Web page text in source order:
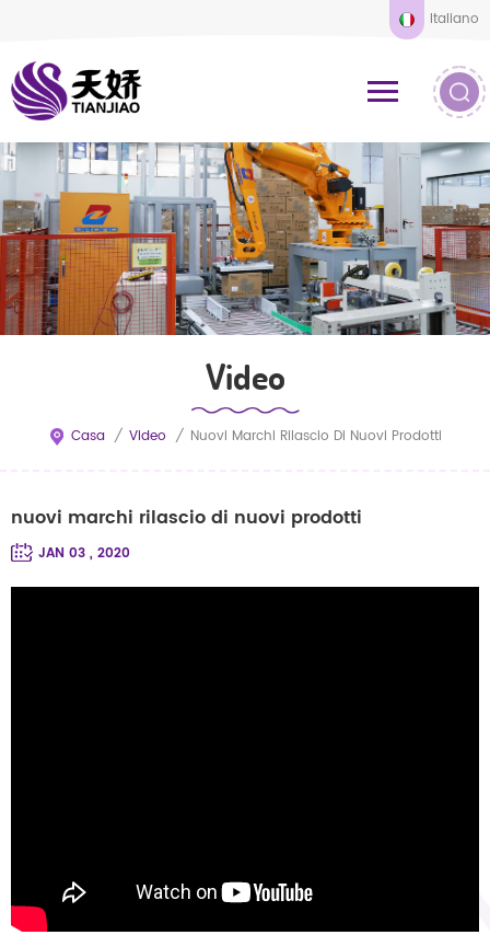
Italiano
Video
Casa / Video / Nuovi Marchi Rilascio Di Nuovi Prodotti
nuovi marchi rilascio di nuovi prodotti
JAN 03 , 2020